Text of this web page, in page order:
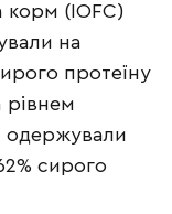
корм (IOFC)
на
протеїну
рівнем
одержували
сирого